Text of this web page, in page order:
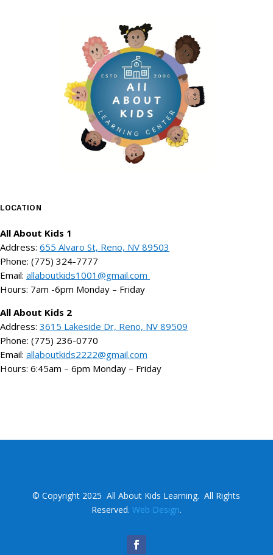
LOCATION
All About Kids 1
Address: 655 Alvaro St, Reno, NV 89503
Phone: (775) 324-7777
Email: allaboutkids1001@gmail.com
Hours: 7am -6pm Monday – Friday
All About Kids 2
Address: 3615 Lakeside Dr, Reno, NV 89509
Phone: (775) 236-0770
Email: allaboutkids2222@gmail.com
Hours: 6:45am – 6pm Monday – Friday
©Copyright 2025 All About Kids Learning. All Rights
Reserved. Web Design.